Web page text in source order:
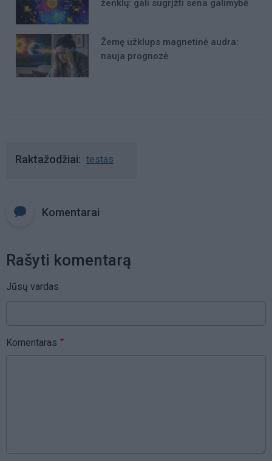
ženklų: gali sugrįžti sena galimybė
Žemę užklups magnetinė audra:
nauja prognozė
Raktažodžiai testas
Komentarai
Rašyti komentarą
Jūsų vardas
Komentaras